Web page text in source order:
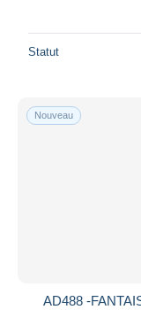
Statut
Nouveau
AD488 -